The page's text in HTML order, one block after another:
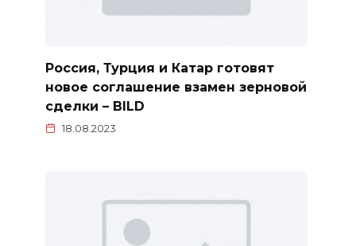
Россия, Турция и Катар готовят
новое соглашение взамен зерновой
сделки – BILD
18.08.2023